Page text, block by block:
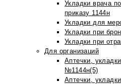
Укладки врача
приказу 1144н
Укладки для
Укладки при
Укладки при
Для организаций
Аптечки,
№1144н(5)
Аптечки,